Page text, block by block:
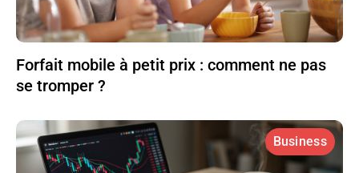
Forfait mobile à petit prix : comment ne pas
se tromper ?
Business